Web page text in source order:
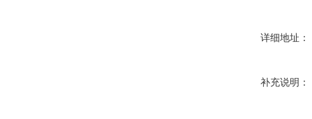
详细地址：
补充说明：